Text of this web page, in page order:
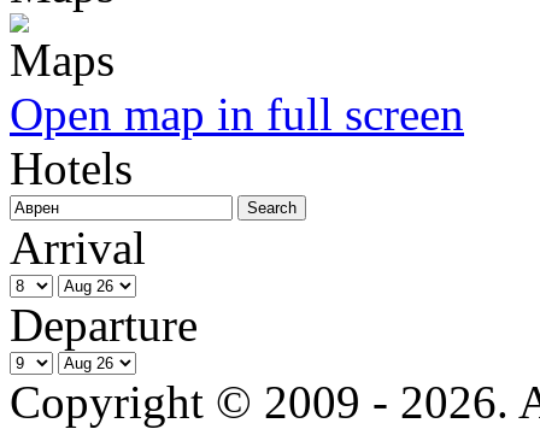
Open map in full screen
Hotels
Arrival
Departure
Copyright © 2009 - 2026.